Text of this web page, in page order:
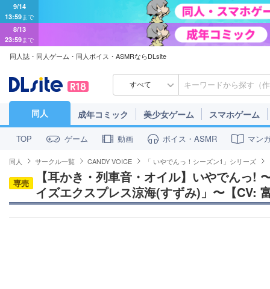
9/14
13:59まで
8/13
23:59まで
同人誌・同人ゲーム・同人ボイス・ASMRならDLsite
すべて
同人 成年コミック 美少女ゲーム スマホゲーム
TOP ゲーム 動画 ボイス・ASMR マン
同人 サークル一覧 CANDY VOICE 「 いやでんっ！シーズン1」シリーズ
専売
【耳かき・列車音・オイル】いやでんっ!
イズエクスプレス涼海(すずみ)」〜【CV: